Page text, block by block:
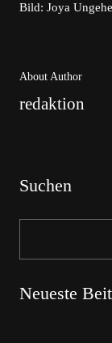
Bild: Joya
About Author
redaktion
Suchen
Neueste